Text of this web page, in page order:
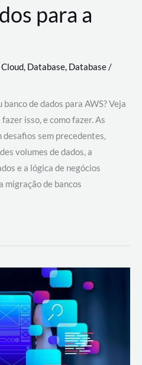
para a
Cloud, Database, Database/
de dados para AWS? Veja
isso, e como fazer. As
sem precedentes,
volumes de dados, a
e a lógica de negócios
migração de bancos